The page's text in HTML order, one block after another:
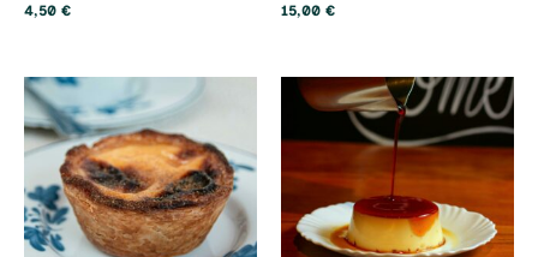
4,50 € 15,00 €